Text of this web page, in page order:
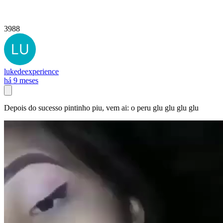
3988
lukedeexperience
há 9 meses
Depois do sucesso pintinho piu, vem ai: o peru glu glu glu glu